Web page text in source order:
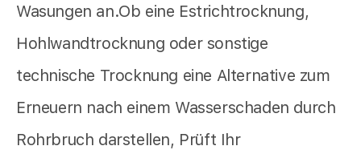
Wasungen an.Ob eine Estrichtrocknung,
Hohlwandtrocknung oder sonstige
technische Trocknung eine Alternative zum
Erneuern nach einem Wasserschaden durch
Rohrbruch darstellen, Prüft Ihr